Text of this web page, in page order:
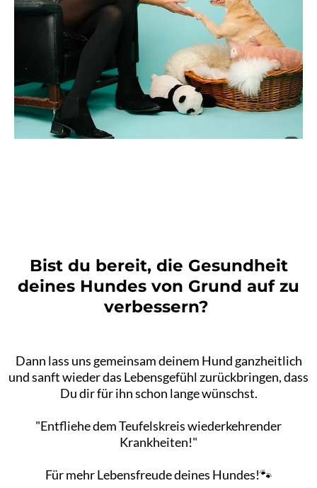
Bist du bereit, die Gesundheit
deines Hundes von Grund auf zu
verbessern?
Dann lass uns gemeinsam deinem Hund ganzheitlich
und sanft wieder das Lebensgefühl zurückbringen, dass
Du dir für ihn schon lange wünschst.
"Entfliehe dem Teufelskreis wiederkehrender
Krankheiten!"
Für mehr Lebensfreude deines Hundes!🐾